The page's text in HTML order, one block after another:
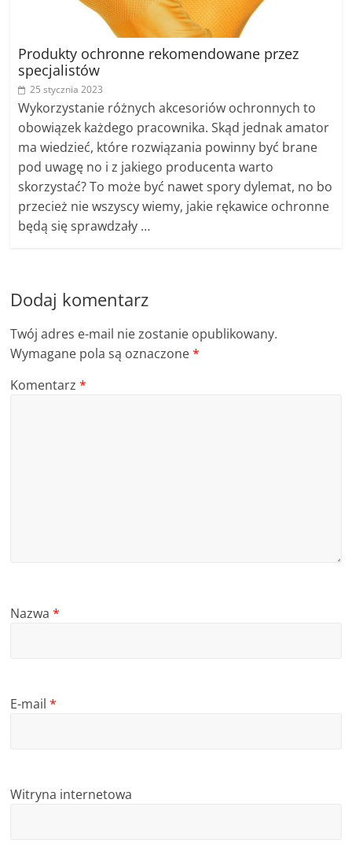
Produkty ochronne rekomendowane przez
specjalistów
25 stycznia 2023
Wykorzystanie różnych akcesoriów ochronnych to
obowiązek każdego pracownika. Skąd jednak amator
ma wiedzieć, które rozwiązania powinny być brane
pod uwagę no i z jakiego producenta warto
skorzystać? To może być nawet spory dylemat, no bo
przecież nie wszyscy wiemy, jakie rękawice ochronne
będą się sprawdzały …
Dodaj komentarz
Twój adres e-mail nie zostanie opublikowany.
Wymagane pola są oznaczone*
Komentarz*
Nazwa*
E-mail*
Witryna internetowa